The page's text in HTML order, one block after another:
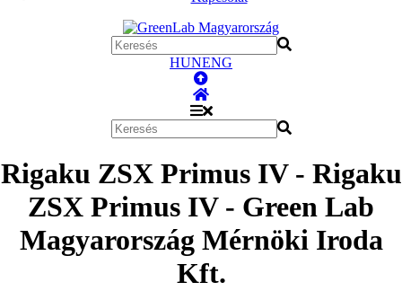
HUNENG
Rigaku ZSX Primus IV - Rigaku
ZSX Primus IV - Green Lab
Magyarország Mérnöki Iroda
Kft.